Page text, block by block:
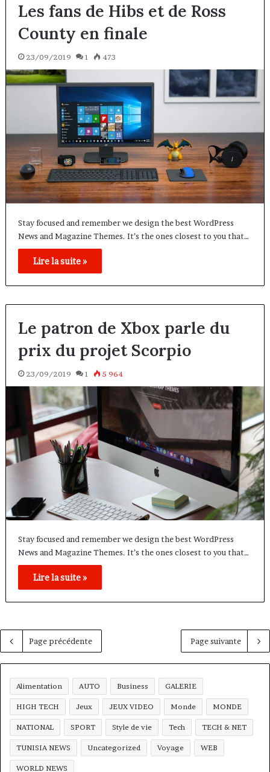
Les fans de Hibs et de Ross
County en finale
23/09/2019 1 473
Stay focused and remember we design the best WordPress
News and Magazine Themes. It’s the ones closest to you that…
Lire la suite »
Le patron de Xbox parle du
prix du projet Scorpio
23/09/2019 1 5 964
Stay focused and remember we design the best WordPress
News and Magazine Themes. It’s the ones closest to you that…
Lire la suite »
Page précédente Page suivante
Alimentation AUTO Business GALERIE
HIGH TECH Jeux JEUX VIDEO Monde MONDE
NATIONAL SPORT Style de vie Tech TECH & NET
TUNISIA NEWS Uncategorized Voyage WEB
WORLD NEWS